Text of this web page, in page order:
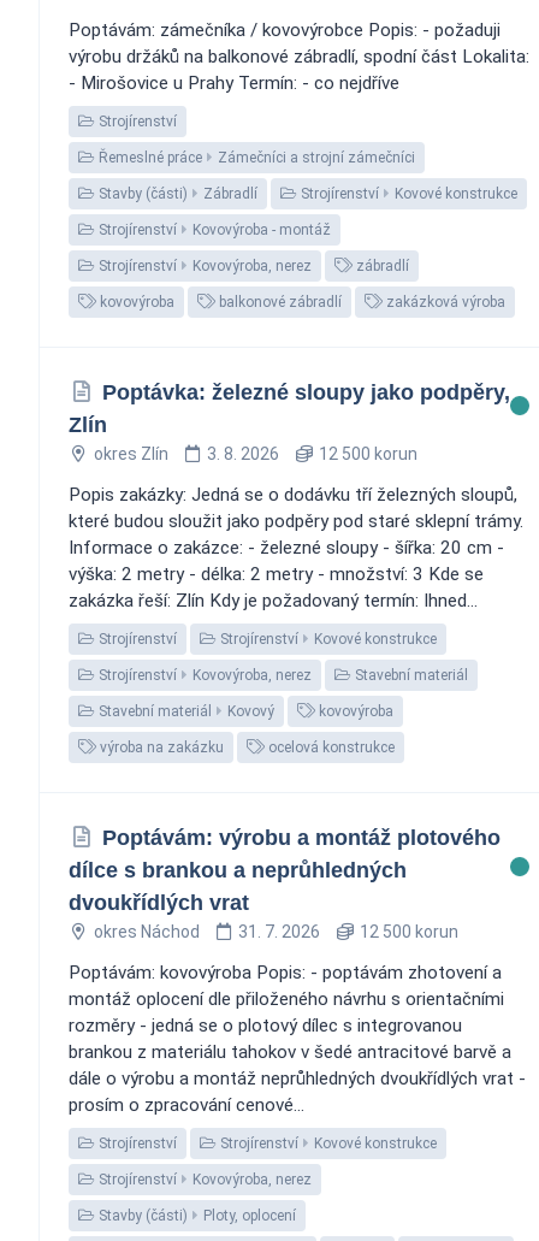
Poptávám: zámečníka / kovovýrobce Popis: - požaduji
výrobu držáků na balkonové zábradlí, spodní část Lokalita:
- Mirošovice u Prahy Termín: - co nejdříve
Strojírenství
Řemeslné práce Zámečníci a strojní zámečníci
Stavby (části) Zábradlí Strojírenství Kovové konstrukce
Strojírenství Kovovýroba - montáž
Strojírenství Kovovýroba, nerez zábradlí
kovovýroba balkonové zábradlí zakázková výroba
Poptávka: železné sloupy jako podpěry,
Zlín
okres Zlín 3. 8. 2026 12 500 korun
Popis zakázky: Jedná se o dodávku tří železných sloupů,
které budou sloužit jako podpěry pod staré sklepní trámy.
Informace o zakázce: - železné sloupy - šířka: 20 cm -
výška: 2 metry - délka: 2 metry - množství: 3 Kde se
zakázka řeší: Zlín Kdy je požadovaný termín: Ihned...
Strojírenství Strojírenství Kovové konstrukce
Strojírenství Kovovýroba, nerez Stavební materiál
Stavební materiál Kovový kovovýroba
výroba na zakázku ocelová konstrukce
Poptávám: výrobu a montáž plotového
dílce s brankou a neprůhledných
dvoukřídlých vrat
okres Náchod 31. 7. 2026 12 500 korun
Poptávám: kovovýroba Popis: - poptávám zhotovení a
montáž oplocení dle přiloženého návrhu s orientačními
rozměry - jedná se o plotový dílec s integrovanou
brankou z materiálu tahokov v šedé antracitové barvě a
dále o výrobu a montáž neprůhledných dvoukřídlých vrat -
prosím o zpracování cenové...
Strojírenství Strojírenství Kovové konstrukce
Strojírenství Kovovýroba, nerez
Stavby (části) Ploty, oplocení